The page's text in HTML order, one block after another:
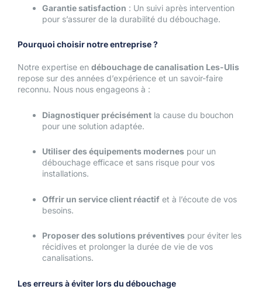
Garantie satisfaction : Un suivi après intervention
pour s’assurer de la durabilité du débouchage.
Pourquoi choisir notre entreprise ?
Notre expertise en débouchage de canalisation Les-Ulis
repose sur des années d’expérience et un savoir-faire
reconnu. Nous nous engageons à :
Diagnostiquer précisément la cause du bouchon
pour une solution adaptée.
Utiliser des équipements modernes pour un
débouchage efficace et sans risque pour vos
installations.
Offrir un service client réactif et à l’écoute de vos
besoins.
Proposer des solutions préventives pour éviter les
récidives et prolonger la durée de vie de vos
canalisations.
Les erreurs à éviter lors du débouchage